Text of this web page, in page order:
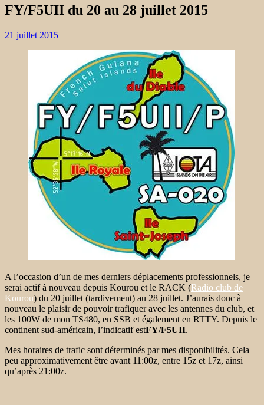
FY/F5UII du 20 au 28 juillet 2015
21 juillet 2015
A l’occasion d’un de mes derniers déplacements professionnels, je
serai actif à nouveau depuis Kourou et le RACK (Radio club de
Kourou) du 20 juillet (tardivement) au 28 juillet. J’aurais donc à
nouveau le plaisir de pouvoir trafiquer avec les antennes du club, et
les 100W de mon TS480, en SSB et également en RTTY. Depuis le
continent sud-américain, l’indicatif estFY/F5UII.
Mes horaires de trafic sont déterminés par mes disponibilités. Cela
peu approximativement être avant 11:00z, entre 15z et 17z, ainsi
qu’après 21:00z.